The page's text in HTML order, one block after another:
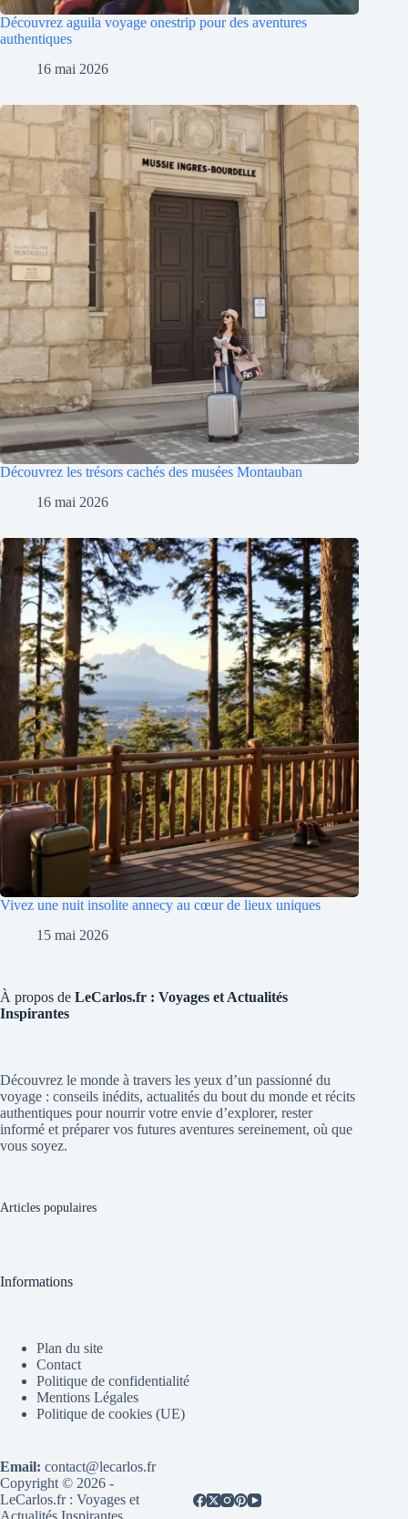
Découvrez aguila voyage onestrip pour des aventures
authentiques
16 mai 2026
Découvrez les trésors cachés des musées Montauban
16 mai 2026
Vivez une nuit insolite annecy au cœur de lieux uniques
15 mai 2026
À propos de LeCarlos.fr : Voyages et Actualités
Inspirantes
Découvrez le monde à travers les yeux d’un passionné du
voyage : conseils inédits, actualités du bout du monde et récits
authentiques pour nourrir votre envie d’explorer, rester
informé et préparer vos futures aventures sereinement, où que
vous soyez.
Articles populaires
Informations
Plan du site
Contact
Politique de confidentialité
Mentions Légales
Politique de cookies (UE)
Email: contact@lecarlos.fr
Copyright © 2026 -
LeCarlos.fr : Voyages et
Actualités Inspirantes